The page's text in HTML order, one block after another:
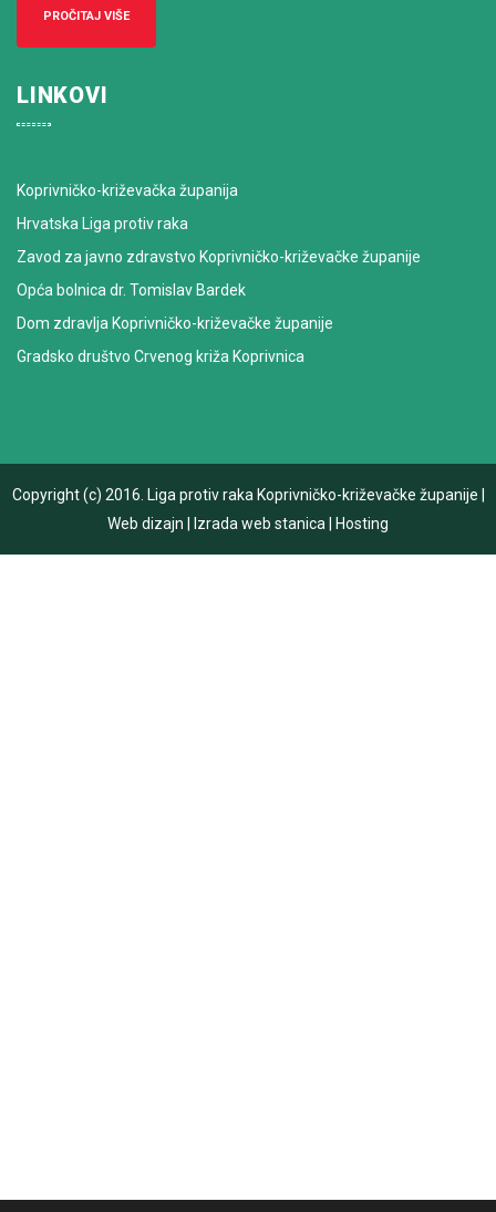
PROČITAJ VIŠE
LINKOVI
Koprivničko-križevačka županija
Hrvatska Liga protiv raka
Zavod za javno zdravstvo Koprivničko-križevačke županije
Opća bolnica dr. Tomislav Bardek
Dom zdravlja Koprivničko-križevačke županije
Gradsko društvo Crvenog križa Koprivnica
Copyright (c) 2016. Liga protiv raka Koprivničko-križevačke županije
Web dizajn
Izrada web stanica Hosting